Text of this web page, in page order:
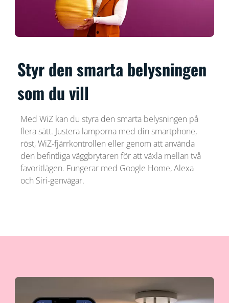
Styr den smarta belysningen
som du vill
Med WiZ kan du styra den smarta belysningen på
flera sätt. Justera lamporna med din smartphone,
röst, WiZ-fjärrkontrollen eller genom att använda
den befintliga väggbrytaren för att växla mellan två
favoritlägen. Fungerar med Google Home, Alexa
och Siri-genvägar.